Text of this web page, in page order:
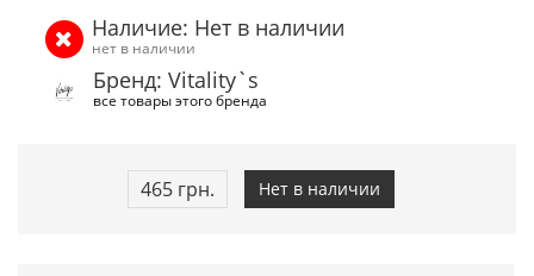
Наличие: Нет в наличии
нет в наличии
Бренд: Vitality`s
все товары этого бренда
465 грн. Нет в наличии